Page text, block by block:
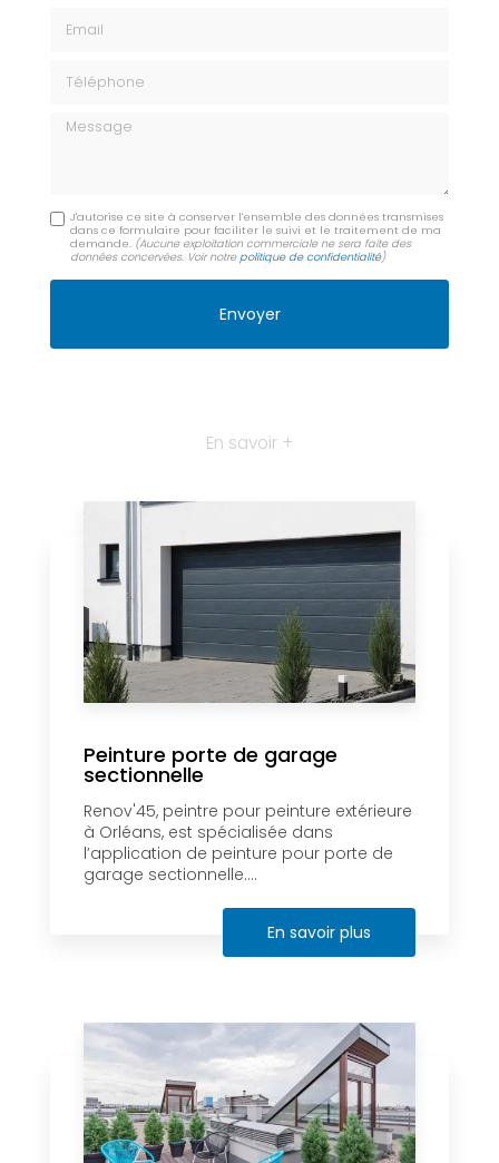
Message
J'autorise ce site à conserver l'ensemble des données transmises
dans ce formulaire pour faciliter le suivi et le traitement de ma
demande. (Aucune exploitation commerciale ne sera faite des
données concervées. Voir notrepolitique de confidentialité)
En savoir +
Peinture porte de garage
sectionnelle
Renov'45, peintre pour peinture extérieure
à Orléans, est spécialisée dans
l’application de peinture pour porte de
garage sectionnelle....
En savoir plus